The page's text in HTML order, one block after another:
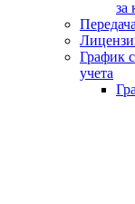
за
График
учета